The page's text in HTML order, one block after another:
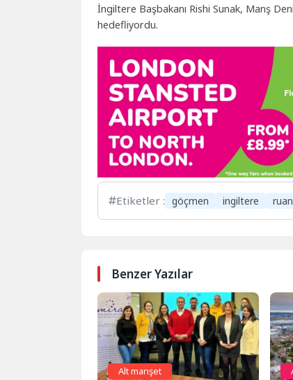
İngiltere Başbakanı Rishi Sunak, Manş
hedefliyordu.
Etiketler : göçmen ingiltere
Benzer Yazılar
Alt manşet